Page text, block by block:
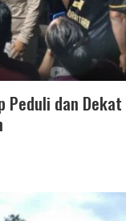
Peduli dan Dekat